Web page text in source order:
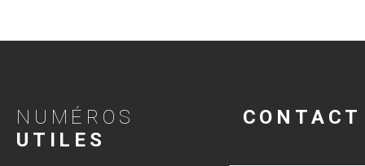
NUMÉROS
UTILES
CONTACT